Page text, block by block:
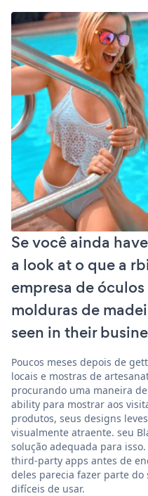
Se você ainda
a look at o que a
empresa de
molduras de
seen in their
Poucos meses depois de
locais e mostras de
procurando uma maneira
ability para mostrar aos
produtos, seus designs
visualmente atraente. seu
solução adequada para
third-party apps antes de
deles parecia fazer parte
difíceis de usar.